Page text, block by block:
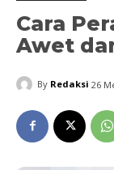
Cara
Awet
By Redaksi 26